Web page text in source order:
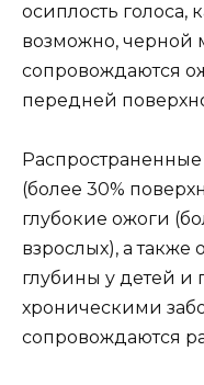
осиплость голоса,
возможно, черной
сопровождаются
передней
(более 30%
глубокие ожоги
взрослых), а
глубины у детей
хроническими
сопровождаются